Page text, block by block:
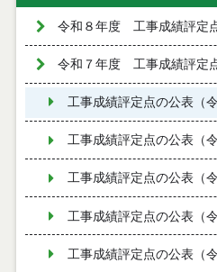
令和８年度 工事成績評定
令和７年度 工事成績評定
工事成績評定点の公表（
工事成績評定点の公表（
工事成績評定点の公表（
工事成績評定点の公表（
工事成績評定点の公表（